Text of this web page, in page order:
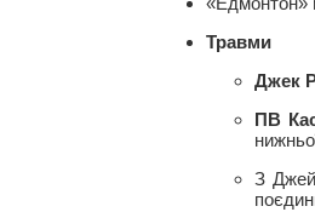
Травми
Джек
ПВ
З